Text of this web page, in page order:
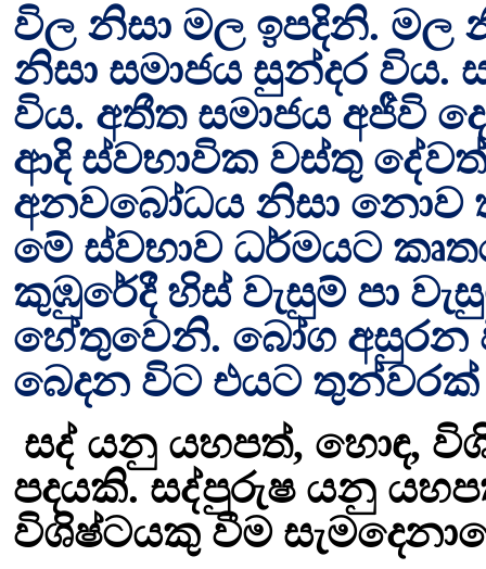
විල නිසා මල ඉපදිනි. මල
නිසා සමාජය සුන්දර විය.
විය. අතීත සමාජය අජීවි
ආදි ස්වභාවික වස්තු
අනවබෝධය නිසා නොව
මේ ස්වභාව ධර්මයට
කුඹුරේදී හිස් වැසුම් පා
හේතුවෙනි. බෝග අසුරන
බෙදන විට එයට තුන්වරක්
සද් යනු යහපත්, හොඳ,
පදයකි. සද්පුරුෂ යනු
විශිෂ්ටයකු වීම